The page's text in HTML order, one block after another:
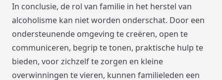
In conclusie, de rol van familie in het herstel van
alcoholisme kan niet worden onderschat. Door een
ondersteunende omgeving te creëren, open te
communiceren, begrip te tonen, praktische hulp te
bieden, voor zichzelf te zorgen en kleine
overwinningen te vieren, kunnen familieleden een